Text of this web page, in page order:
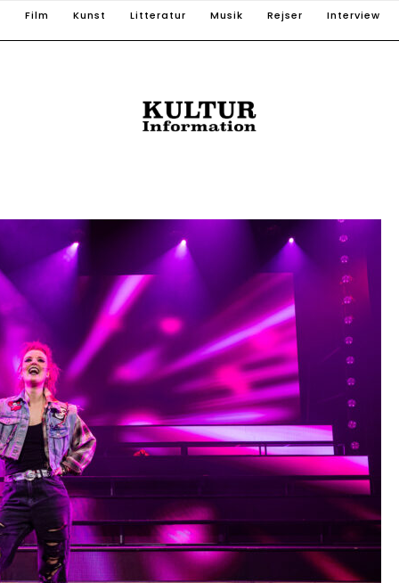
Film Kunst Litteratur Musik Rejser Interview